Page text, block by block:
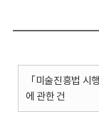
「미술진흥법 시
에 관한 건